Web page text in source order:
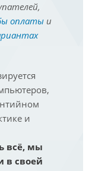
оплатыи
и
всё, мы
в своей